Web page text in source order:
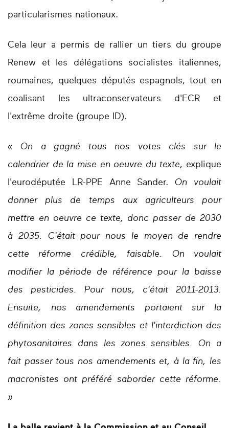
particularismes nationaux.
Cela leur a permis de rallier un tiers du groupe
Renew et les délégations socialistes italiennes,
roumaines, quelques députés espagnols, tout en
coalisant les ultraconservateurs d'ECR et
l'extrême droite (groupe ID).
« On a gagné tous nos votes clés sur le
calendrier de la mise en oeuvre du texte, explique
l'eurodéputée LR-PPE Anne Sander.On voulait
donner plus de temps aux agriculteurs pour
mettre en oeuvre ce texte, donc passer de 2030
à 2035. C'était pour nous le moyen de rendre
cette réforme crédible, faisable. On voulait
modifier la période de référence pour la baisse
des pesticides. Pour nous, c'était 2011-2013.
Ensuite, nos amendements portaient sur la
définition des zones sensibles et l'interdiction des
phytosanitaires dans les zones sensibles. On a
fait passer tous nos amendements et, à la fin, les
macronistes ont préféré saborder cette réforme.
»